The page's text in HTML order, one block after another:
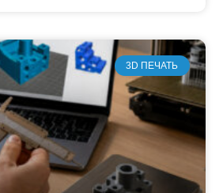
3D ПЕЧАТЬ